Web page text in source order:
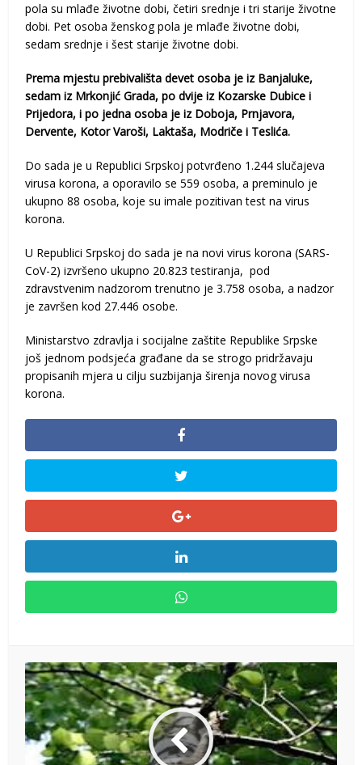
pola su mlađe životne dobi, četiri srednje i tri starije životne
dobi. Pet osoba ženskog pola je mlađe životne dobi,
sedam srednje i šest starije životne dobi.
Prema mjestu prebivališta devet osoba je iz Banjaluke,
sedam iz Mrkonjić Grada, po dvije iz Kozarske Dubice i
Prijedora, i po jedna osoba je iz Doboja, Prnjavora,
Dervente, Kotor Varoši, Laktaša, Modriče i Teslića.
Do sada je u Republici Srpskoj potvrđeno 1.244 slučajeva
virusa korona, a oporavilo se 559 osoba, a preminulo je
ukupno 88 osoba, koje su imale pozitivan test na virus
korona.
U Republici Srpskoj do sada je na novi virus korona (SARS-
CoV-2) izvršeno ukupno 20.823 testiranja, pod
zdravstvenim nadzorom trenutno je 3.758 osoba, a nadzor
je završen kod 27.446 osobe.
Ministarstvo zdravlja i socijalne zaštite Republike Srpske
još jednom podsjeća građane da se strogo pridržavaju
propisanih mjera u cilju suzbijanja širenja novog virusa
korona.